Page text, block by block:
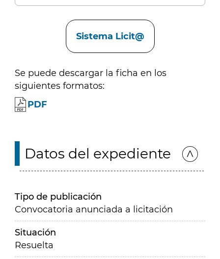
Sistema Licit@
Se puede descargar la ficha en los
siguientes formatos:
PDF
Datos del expediente
Tipo de publicación
Convocatoria anunciada a licitación
Situación
Resuelta